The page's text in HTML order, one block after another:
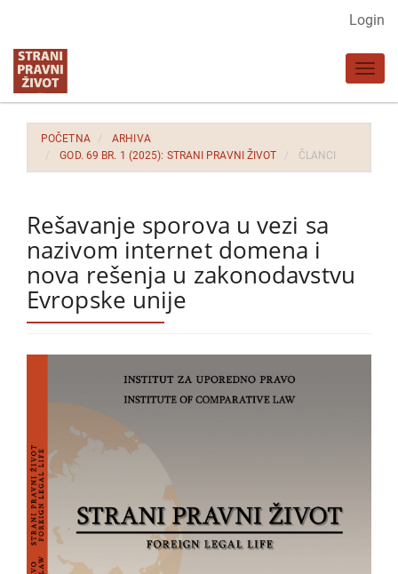
Glavni
sadržaj
Bočna
strana
Login
POČETNA
ARHIVA
GOD. 69 BR. 1 (2025): STRANI PRAVNI ŽIVOT
ČLANCI
Rešavanje sporova u vezi sa
nazivom internet domena i
nova rešenja u zakonodavstvu
Evropske unije
Bočna